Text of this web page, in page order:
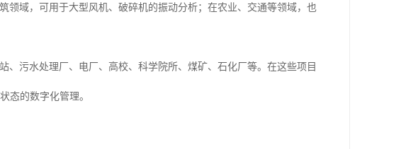
领域，可用于大型风机、破碎机的振动分析；在农业、交通等领域，也
污水处理厂、电厂、高校、科学院所、煤矿、石化厂等。在这些项目
态的数字化管理。